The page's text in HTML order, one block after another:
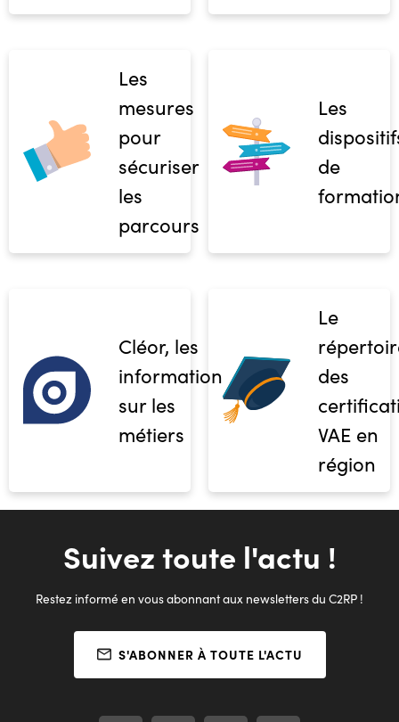
Les
mesures
pour
sécuriser
les
parcours
Les
de
Cléor, les
informations
sur les
métiers
Le
des
VAE en
région
Suivez toute l'actu !
Restez informé en vous abonnant aux newsletters du C2RP !
S'ABONNER À TOUTE L'ACTU